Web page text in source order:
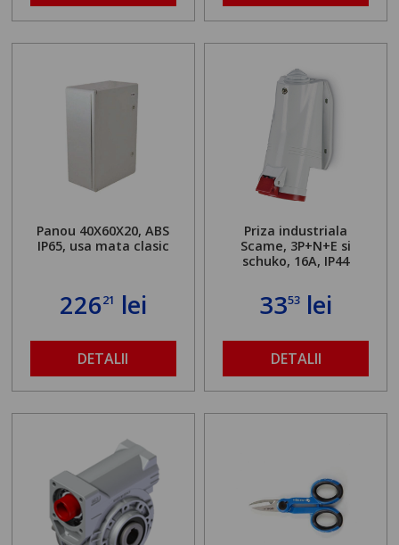
Panou 40X60X20, ABS
IP65, usa mata clasic
22621 lei
DETALII
Priza industriala
Scame, 3P+N+E si
schuko, 16A, IP44
3353 lei
DETALII